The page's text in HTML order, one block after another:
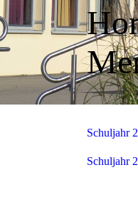
Schuljahr
Schuljahr